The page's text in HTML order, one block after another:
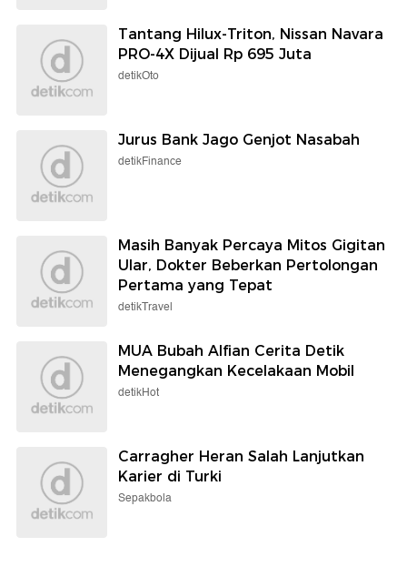
Tantang Hilux-Triton, Nissan Navara
PRO-4X Dijual Rp 695 Juta
detikOto
Jurus Bank Jago Genjot Nasabah
detikFinance
Masih Banyak Percaya Mitos Gigitan
Ular, Dokter Beberkan Pertolongan
Pertama yang Tepat
detikTravel
MUA Bubah Alfian Cerita Detik
Menegangkan Kecelakaan Mobil
detikHot
Carragher Heran Salah Lanjutkan
Karier di Turki
Sepakbola